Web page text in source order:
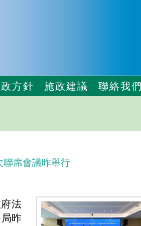
方針 施政建議 聯絡我們
聯席會議昨舉行
法
昨